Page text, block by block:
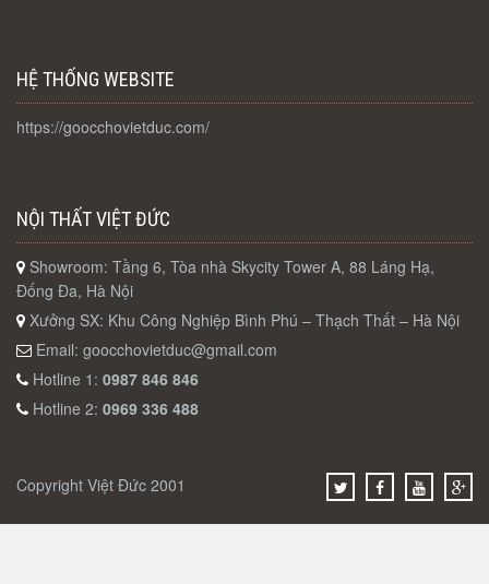
HỆ THỐNG WEBSITE
https://goocchovietduc.com/
NỘI THẤT VIỆT ĐỨC
Showroom: Tầng 6, Tòa nhà Skycity Tower A, 88 Láng Hạ,
Đống Đa, Hà Nội
Xưởng SX: Khu Công Nghiệp Bình Phú – Thạch Thất – Hà Nội
Email: goocchovietduc@gmail.com
Hotline 1: 0987 846 846
Hotline 2: 0969 336 488
Copyright Việt Đức 2001